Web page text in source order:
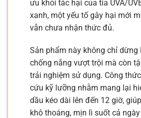
ưu khỏi tác hại của tia UVA/
xanh, một yếu tố gây hại mới
vẫn chưa nhận thức đủ.
Sản phẩm này không chỉ dừng
chống nắng vượt trội mà còn
trải nghiệm sử dụng. Công
cứu kỹ lưỡng nhằm mang lại
dầu kéo dài lên đến 12 giờ,
khô thoáng, mịn lì suốt cả